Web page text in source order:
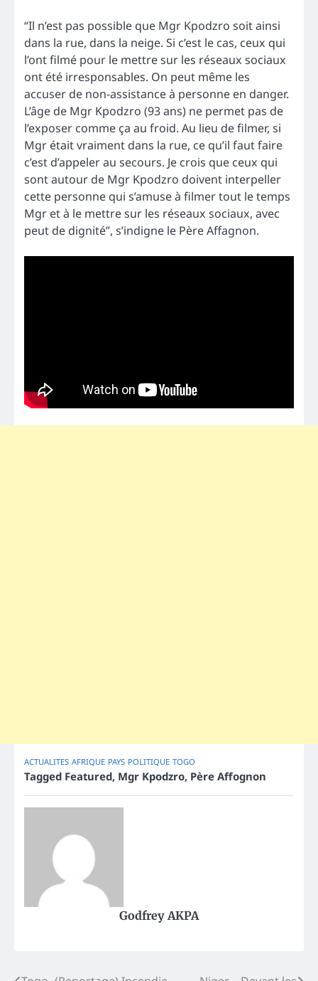
“Il n’est pas possible que Mgr Kpodzro soit ainsi
dans la rue, dans la neige. Si c’est le cas, ceux qui
l’ont filmé pour le mettre sur les réseaux sociaux
ont été irresponsables. On peut même les
accuser de non-assistance à personne en danger.
L’âge de Mgr Kpodzro (93 ans) ne permet pas de
l’exposer comme ça au froid. Au lieu de filmer, si
Mgr était vraiment dans la rue, ce qu’il faut faire
c’est d’appeler au secours. Je crois que ceux qui
sont autour de Mgr Kpodzro doivent interpeller
cette personne qui s’amuse à filmer tout le temps
Mgr et à le mettre sur les réseaux sociaux, avec
peut de dignité”, s’indigne le Père Affagnon.
ACTUALITES AFRIQUE PAYS POLITIQUE TOGO
Tagged Featured, Mgr Kpodzro, Père Affognon
Godfrey AKPA